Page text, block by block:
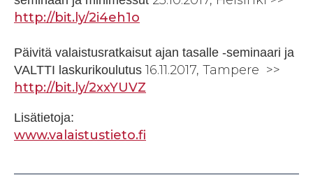
http://bit.ly/2i4eh1o
Päivitä valaistusratkaisut ajan tasalle -seminaari ja
VALTTI laskurikoulutus 16.11.2017, Tampere >>
http://bit.ly/2xxYUVZ
Lisätietoja:
www.valaistustieto.fi